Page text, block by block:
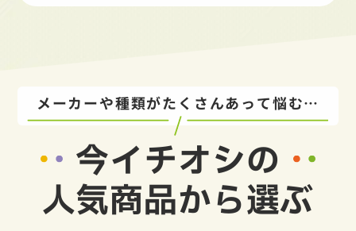
メーカーや種類がたくさんあって悩む…
今イチオシの
人気商品から選ぶ